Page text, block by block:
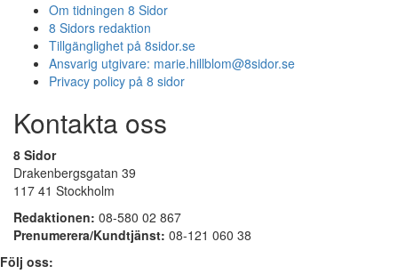
Om tidningen 8 Sidor
8 Sidors redaktion
Tillgänglighet på 8sidor.se
Ansvarig utgivare: marie.hillblom@8sidor.se
Privacy policy på 8 sidor
Kontakta oss
8 Sidor
Drakenbergsgatan 39
117 41 Stockholm
Redaktionen: 08-580 02 867
Prenumerera/Kundtjänst: 08-121 060 38
Följ oss: